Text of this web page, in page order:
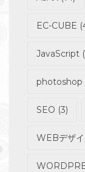
EC-CUBE
JavaScript
photoshop
SEO (3)
WEBデザ